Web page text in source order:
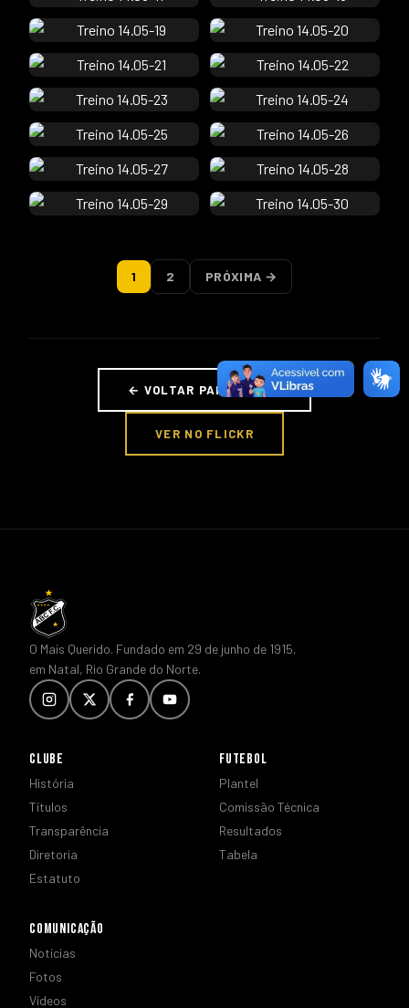
1 2 PRÓXIMA →
← VOLTAR PARA FOTOS
VER NO FLICKR
O Mais Querido. Fundado em 29 de junho de 1915,
em Natal, Rio Grande do Norte.
CLUBE
História
Títulos
Transparência
Diretoria
Estatuto
FUTEBOL
Plantel
Comissão Técnica
Resultados
Tabela
COMUNICAÇÃO
Notícias
Fotos
Vídeos